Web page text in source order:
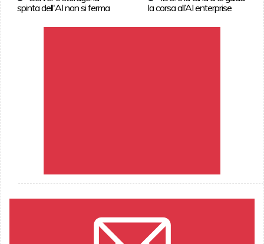
spinta dell'AI non si ferma
la corsa all’AI enterprise